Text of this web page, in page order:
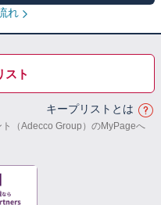
れ
スト
キープリストとは
（Adecco Group）のMyPageへ